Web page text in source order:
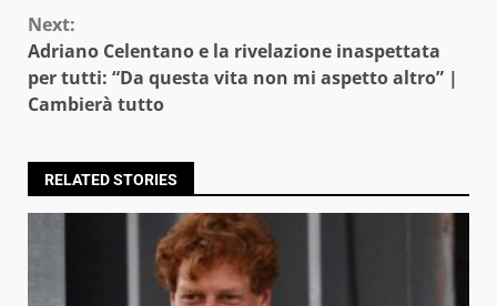
Next:
Adriano Celentano e la rivelazione inaspettata
per tutti: “Da questa vita non mi aspetto altro” |
Cambierà tutto
RELATED STORIES